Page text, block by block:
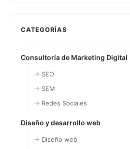
CATEGORÍAS
Consultoría de Marketing Digital
SEO
SEM
Redes Sociales
Diseño y desarrollo web
Diseño web